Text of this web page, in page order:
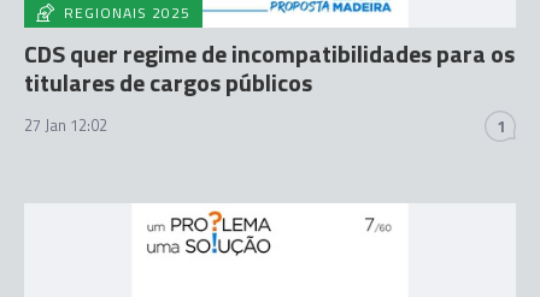
REGIONAIS 2025
CDS quer regime de incompatibilidades para os
titulares de cargos públicos
27 Jan 12:02 1